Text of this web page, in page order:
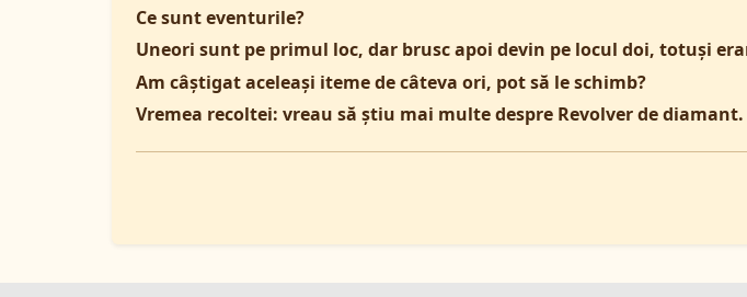
Ce sunt eventurile?
Uneori sunt pe primul loc, dar brusc apoi devin pe locul doi, totuși
Am câștigat aceleași iteme de câteva ori, pot să le schimb?
Vremea recoltei: vreau să știu mai multe despre Revolver de diamant.